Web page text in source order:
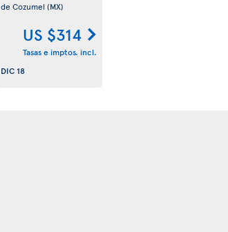
de Cozumel (MX)
US $314
Tasas e imptos. incl.
DIC 18